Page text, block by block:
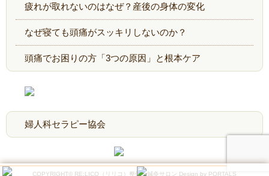
疲れが取れないのはなぜ？産後の身体の変化
なぜ寝ても頭痛がスッキリしないのか？
頭痛でお困りの方「3つの原因」と根本ケア
COPYRIGHT© RE:LICO（リリコ）整体＆鍼灸サロン Design by PORTALS